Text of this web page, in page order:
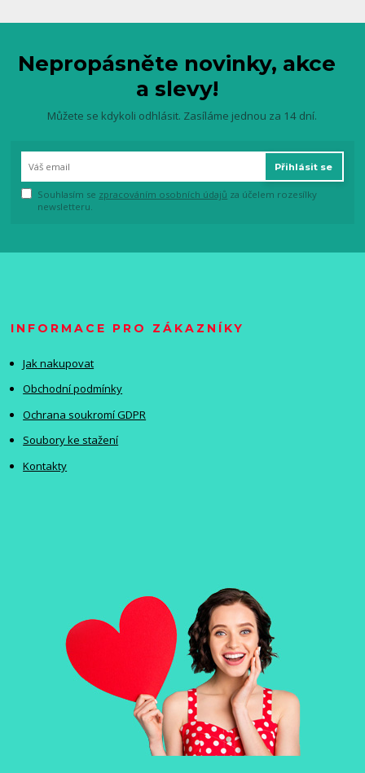
Nepropásněte novinky, akce
a slevy!
Můžete se kdykoli odhlásit. Zasíláme jednou za 14 dní.
Přihlásit se
Souhlasím se zpracováním osobních údajů za účelem rozesílky
newsletteru.
INFORMACE PRO ZÁKAZNÍKY
Jak nakupovat
Obchodní podmínky
Ochrana soukromí GDPR
Soubory ke stažení
Kontakty